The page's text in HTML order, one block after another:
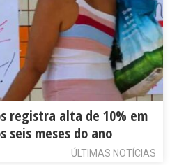
registra alta de 10% em
seis meses do ano
ÚLTIMAS NOTÍCIAS